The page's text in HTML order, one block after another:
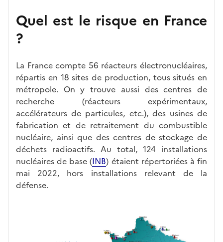
Quel est le risque en France
?
La France compte 56 réacteurs électronucléaires,
répartis en 18 sites de production, tous situés en
métropole. On y trouve aussi des centres de
recherche (réacteurs expérimentaux,
accélérateurs de particules, etc.), des usines de
fabrication et de retraitement du combustible
nucléaire, ainsi que des centres de stockage de
déchets radioactifs. Au total, 124 installations
nucléaires de base (INB) étaient répertoriées à fin
mai 2022, hors installations relevant de la
défense.